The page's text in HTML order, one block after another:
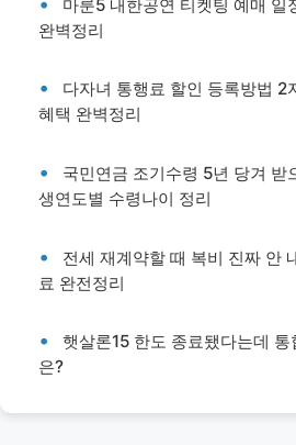
마룬5 내한공연 티켓팅 예매 일
완벽정리
다자녀 통행료 할인 등록방법 2
혜택 완벽정리
국민연금 조기수령 5년 당겨 받
생연도별 수령나이 정리
전세 재계약할 때 복비 진짜 안
료 완전정리
햇살론15 한도 종료됐다는데
은?